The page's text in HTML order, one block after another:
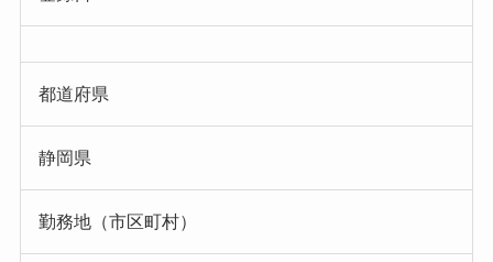
都道府県
静岡県
勤務地（市区町村）